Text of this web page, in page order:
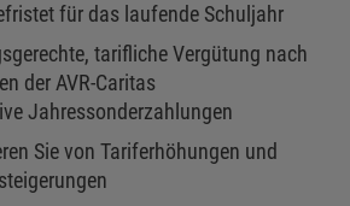
für das laufende Schuljahr
tarifliche Vergütung nach
der AVR-Caritas
Jahressonderzahlungen
Sie von Tariferhöhungen und